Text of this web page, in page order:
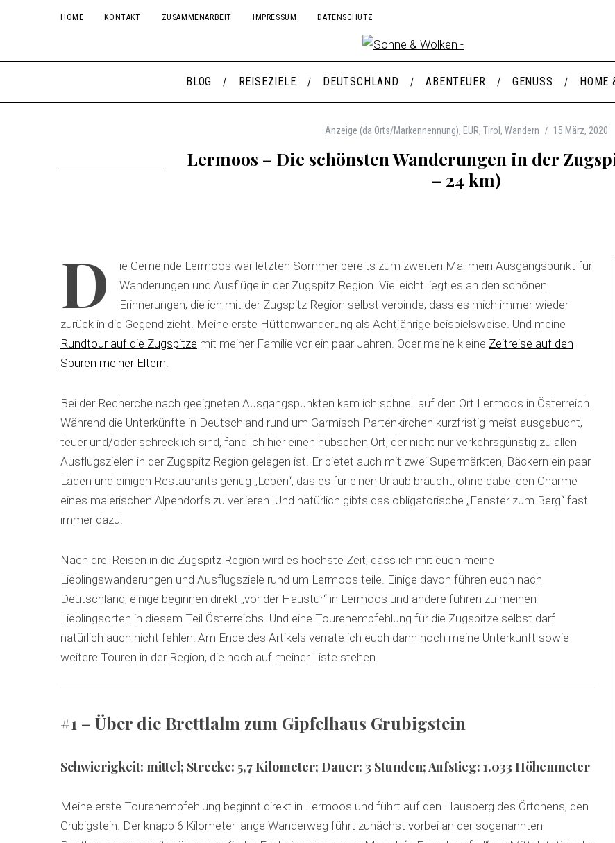
HOME KONTAKT ZUSAMMENARBEIT IMPRESSUM DATENSCHUTZ
BLOG REISEZIELE DEUTSCHLAND ABENTEUER GENUSS HOME
Anzeige (da Orts/Markennennung), EUR, Tirol , Wandern 15 März, 2020
Lermoos – Die schönsten Wanderungen in der
– 24 km)
D
ie Gemeinde Lermoos war letzten Sommer bereits zum zweiten Mal mein Ausgangspunkt für
Wanderungen und Ausflüge in der Zugspitz Region. Vielleicht liegt es an den schönen
Erinnerungen, die ich mit der Zugspitz Region selbst verbinde, dass es mich immer wieder
zurück in die Gegend zieht. Meine erste Hüttenwanderung als Achtjährige beispielsweise. Und meine
Rundtour auf die Zugspitze mit meiner Familie vor ein paar Jahren. Oder meine kleine Zeitreise auf den
Spuren meiner Eltern.
Bei der Recherche nach geeigneten Ausgangspunkten kam ich schnell auf den Ort Lermoos in Österreich.
Während die Unterkünfte in Deutschland rund um Garmisch-Partenkirchen kurzfristig meist ausgebucht,
teuer und/oder schrecklich sind, fand ich hier einen hübschen Ort, der nicht nur verkehrsgünstig zu allen
Ausflugszielen in der Zugspitz Region gelegen ist. Er bietet auch mit zwei Supermärkten, Bäckern ein paar
Läden und einigen Restaurants genug „Leben“, das es für einen Urlaub braucht, ohne dabei den Charme
eines malerischen Alpendorfs zu verlieren. Und natürlich gibts das obligatorische „Fenster zum Berg“ fast
immer dazu!
Nach drei Reisen in die Zugspitz Region wird es höchste Zeit, dass ich mit euch meine
Lieblingswanderungen und Ausflugsziele rund um Lermoos teile. Einige davon führen euch nach
Deutschland, einige beginnen direkt „vor der Haustür“ in Lermoos und andere führen zu meinen
Lieblingsorten in diesem Teil Österreichs. Und eine Tourenempfehlung für die Zugspitze selbst darf
natürlich auch nicht fehlen! Am Ende des Artikels verrate ich euch dann noch meine Unterkunft sowie
weitere Touren in der Region, die noch auf meiner Liste stehen.
#1 – Über die Brettlalm zum Gipfelhaus Grubigstein
Schwierigkeit: mittel; Strecke: 5,7 Kilometer; Dauer: 3 Stunden; Aufstieg: 1.033 Höhenmeter
Meine erste Tourenempfehlung beginnt direkt in Lermoos und führt auf den Hausberg des Örtchens, den
Grubigstein. Der knapp 6 Kilometer lange Wanderweg führt zunächst vorbei an der sogenannten